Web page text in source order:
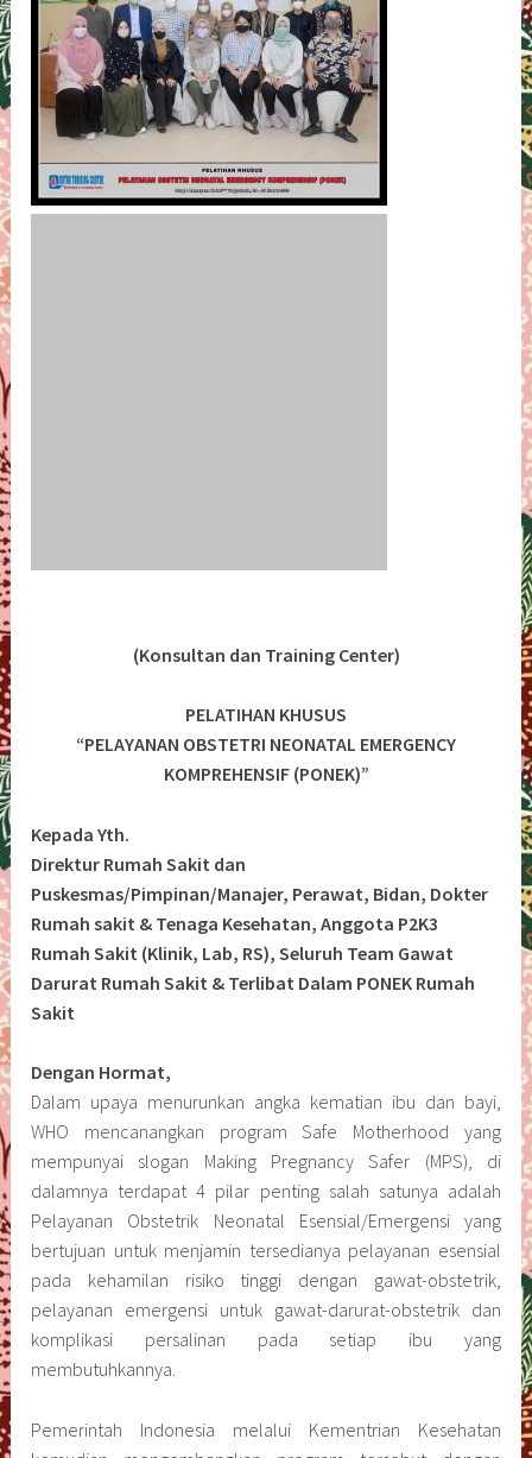
(Konsultan dan Training Center)
PELATIHAN KHUSUS
“PELAYANAN OBSTETRI NEONATAL EMERGENCY
KOMPREHENSIF (PONEK)”
Kepada Yth.
Direktur Rumah Sakit dan
Puskesmas/Pimpinan/Manajer, Perawat, Bidan, Dokter
Rumah sakit & Tenaga Kesehatan, Anggota P2K3
Rumah Sakit (Klinik, Lab, RS), Seluruh Team Gawat
Darurat Rumah Sakit & Terlibat Dalam PONEK Rumah
Sakit
Dengan Hormat,
Dalam upaya menurunkan angka kematian ibu dan bayi,
WHO mencanangkan program Safe Motherhood yang
mempunyai slogan Making Pregnancy Safer (MPS), di
dalamnya terdapat 4 pilar penting salah satunya adalah
Pelayanan Obstetrik Neonatal Esensial/Emergensi yang
bertujuan untuk menjamin tersedianya pelayanan esensial
pada kehamilan risiko tinggi dengan gawat-obstetrik,
pelayanan emergensi untuk gawat-darurat-obstetrik dan
komplikasi persalinan pada setiap ibu yang
membutuhkannya.
Pemerintah Indonesia melalui Kementrian Kesehatan